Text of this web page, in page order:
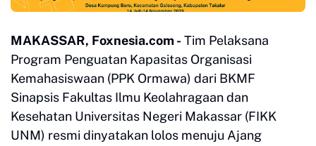
MAKASSAR, Foxnesia.com - Tim Pelaksana
Program Penguatan Kapasitas Organisasi
Kemahasiswaan (PPK Ormawa) dari BKMF
Sinapsis Fakultas Ilmu Keolahragaan dan
Kesehatan Universitas Negeri Makassar (FIKK
UNM) resmi dinyatakan lolos menuju Ajang